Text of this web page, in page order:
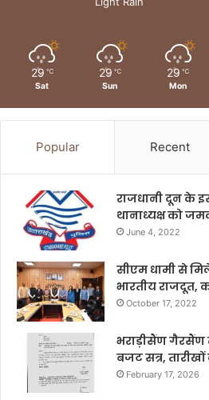
29 ℃
Sat
29 ℃
Sun
29 ℃
Mon
Popular Recent
राजधानी दून के
थानाध्यक्ष को
June 4, 2022
सीएम धामी से
भारतीय राजदूत,
October 17, 2022
भराड़ीसैंण गैरसैंण
बजट सत्र,
February 17, 2026